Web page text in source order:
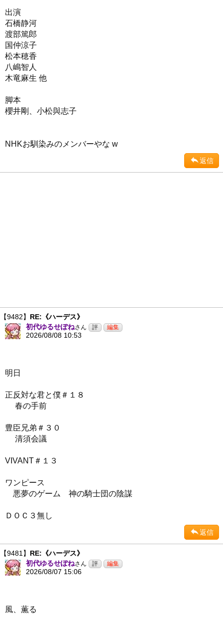
出演
石橋静河
渡部篤郎
国仲涼子
松本穂香
八嶋智人
木竜麻生 他
脚本
櫻井剛、小松與志子
NHKお馴染みのメンバーやな w
返信
【9482】 RE:《ハーデス》
初代ゆるせぽねさん
2026/08/08 10:53
明日
正反対な君と僕＃１８
春の手前
豊臣兄弟＃３０
清須会議
VIVANT＃１３
ワンピース
悪夢のゲーム 神の騎士団の陰謀
ＤＯＣ３無し
返信
【9481】 RE:《ハーデス》
初代ゆるせぽねさん
2026/08/07 15:06
風、薫る